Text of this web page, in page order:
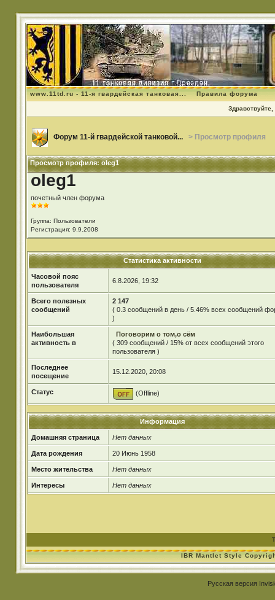
www.11td.ru - 11-я гвардейская танковая... Правила форума
Здравствуйте,
Форум 11-й гвардейской танковой... > Просмотр профиля
Просмотр профиля: oleg1
oleg1
почетный член форума
Группа: Пользователи
Регистрация: 9.9.2008
Статистика активности
Часовой пояс
пользователя
6.8.2026, 19:32
Всего полезных
сообщений
2 147
( 0.3 сообщений в день / 5.46% всех сообщений
)
Наибольшая
активность в
Поговорим о том,о сём
( 309 сообщений / 15% от всех сообщений этого
пользователя )
Последнее
посещение
15.12.2020, 20:08
Статус (Offline)
Информация
Домашняя страница Нет данных
Дата рождения 20 Июнь 1958
Место жительства Нет данных
Интересы Нет данных
IBR Mantlet Style
Русская версия